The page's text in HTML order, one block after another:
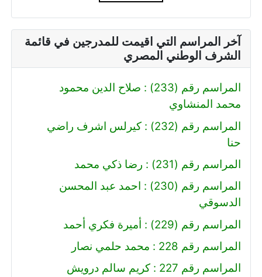
آخر المراسم التي اقيمت للمدرجين في قائمة
الشرف الوطني المصري
المراسم رقم (233) : صلاح الدين محمود
محمد المنشاوي
المراسم رقم (232) : كيرلس اشرف راضي
حنا
المراسم رقم (231) : رضا ذكي محمد
المراسم رقم (230) : احمد عبد المحسن
الدسوقي
المراسم رقم (229) : أميرة فكري أحمد
المراسم رقم 228 : محمد حلمي نصار
المراسم رقم 227 : كريم سالم درويش